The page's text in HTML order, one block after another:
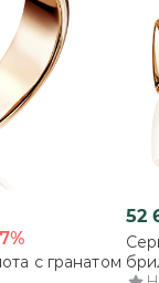
с гранатом
52